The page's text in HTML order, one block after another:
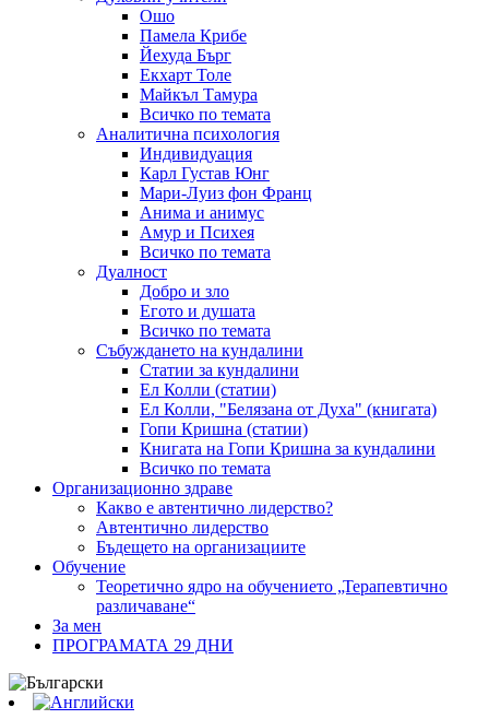
Ошо
Памела Крибе
Йехуда Бърг
Екхарт Толе
Майкъл Тамура
Всичко по темата
Аналитична психология
Индивидуация
Карл Густав Юнг
Мари-Луиз фон Франц
Анима и анимус
Амур и Психея
Всичко по темата
Дуалност
Добро и зло
Егото и душата
Всичко по темата
Събуждането на кундалини
Статии за кундалини
Ел Колли (статии)
Ел Колли, "Белязана от Духа" (книгата)
Гопи Кришна (статии)
Книгата на Гопи Кришна за кундалини
Всичко по темата
Организационно здраве
Какво е автентично лидерство?
Автентично лидерство
Бъдещето на организациите
Обучение
Теоретично ядро на обучението „Терапевтично
различаване“
За мен
ПРОГРАМАТА 29 ДНИ